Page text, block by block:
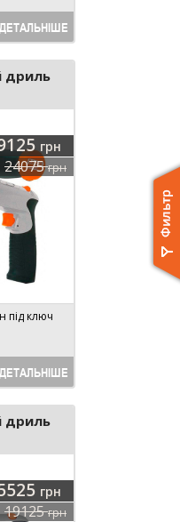
ДЕТАЛЬНІШЕ
дриль
грн
24075грн
під ключ
ДЕТАЛЬНІШЕ
дриль
грн
19125грн